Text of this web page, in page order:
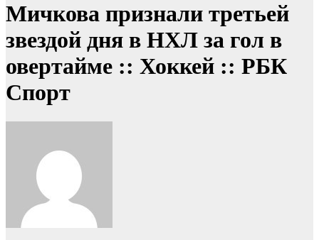
Мичкова признали третьей
звездой дня в НХЛ за гол в
овертайме :: Хоккей :: РБК
Спорт